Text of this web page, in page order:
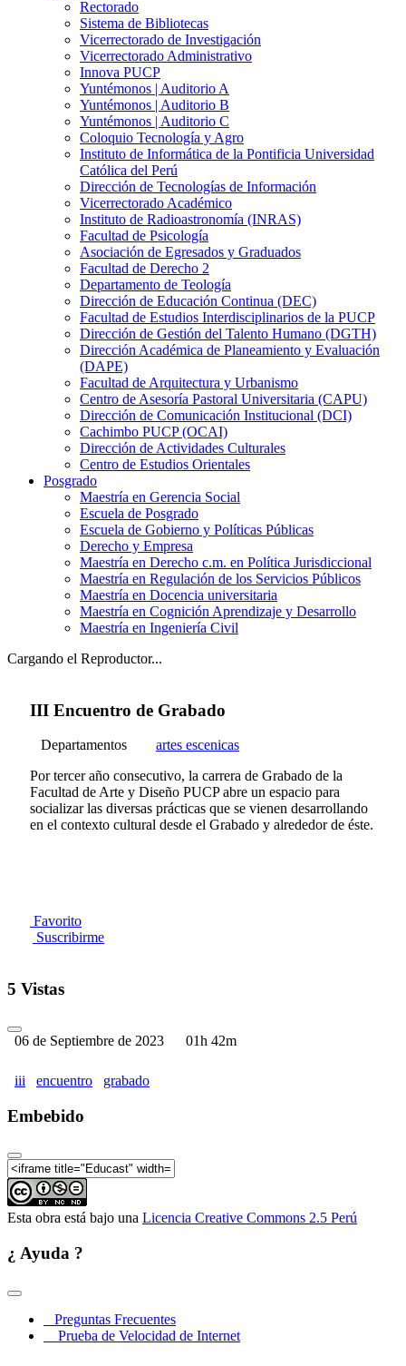
Rectorado
Sistema de Bibliotecas
Vicerrectorado de Investigación
Vicerrectorado Administrativo
Innova PUCP
Yuntémonos | Auditorio A
Yuntémonos | Auditorio B
Yuntémonos | Auditorio C
Coloquio Tecnología y Agro
Instituto de Informática de la Pontificia Universidad
Católica del Perú
Dirección de Tecnologías de Información
Vicerrectorado Académico
Instituto de Radioastronomía (INRAS)
Facultad de Psicología
Asociación de Egresados y Graduados
Facultad de Derecho 2
Departamento de Teología
Dirección de Educación Continua (DEC)
Facultad de Estudios Interdisciplinarios de la PUCP
Dirección de Gestión del Talento Humano (DGTH)
Dirección Académica de Planeamiento y Evaluación
(DAPE)
Facultad de Arquitectura y Urbanismo
Centro de Asesoría Pastoral Universitaria (CAPU)
Dirección de Comunicación Institucional (DCI)
Cachimbo PUCP (OCAI)
Dirección de Actividades Culturales
Centro de Estudios Orientales
Posgrado
Maestría en Gerencia Social
Escuela de Posgrado
Escuela de Gobierno y Políticas Públicas
Derecho y Empresa
Maestría en Derecho c.m. en Política Jurisdiccional
Maestría en Regulación de los Servicios Públicos
Maestría en Docencia universitaria
Maestría en Cognición Aprendizaje y Desarrollo
Maestría en Ingeniería Civil
Cargando el Reproductor...
III Encuentro de Grabado
Departamentos
artes escenicas
Por tercer año consecutivo, la carrera de Grabado de la
Facultad de Arte y Diseño PUCP abre un espacio para
socializar las diversas prácticas que se vienen desarrollando
en el contexto cultural desde el Grabado y alrededor de éste.
Favorito
Suscribirme
5 Vistas
06 de Septiembre de 2023 01h 42m
iii encuentro grabado
Embebido
Esta obra está bajo una Licencia Creative Commons 2.5 Perú
¿ Ayuda ?
Preguntas Frecuentes
Prueba de Velocidad de Internet